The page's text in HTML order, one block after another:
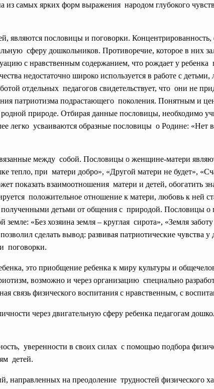
из самых ярких форм выражения народом глубокого
пословицы и поговорки. Концентрированность,
сферу дошкольников. Противоречие, которое в них
с нравственным содержанием, что рождает у ребенка
недостаточно широко используется в работе с детьми,
отдельных педагогов свидетельствует, что они не
патриотизма подрастающего поколения. Понятным и
природе. Отбирая данные пословицы, необходимо
легко усваиваются образные пословицы о Родине:
между собой. Пословицы о женщине-матери
при матери добро», «Другой матери не будет»,
показать взаимоотношения матери и детей, обогатить
положительное отношение к матери, любовь к ней
детьми от общения с природой. Пословицы о
земле: «Без хозяина земля – круглая сирота», «Земля
сделать вывод: развивая патриотические чувства у
поговорки.
это приобщение ребенка к миру культуры и
возможно и через организацию специально
связь физического воспитания с нравственным, с
через двигательную сферу ребенка педагогам
уверенности в своих силах с помощью подбора
детей.
направленных на преодоление трудностей физического